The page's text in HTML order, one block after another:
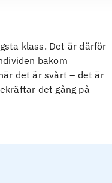
klass. Det är därför
bakom
det är svårt – det är
det gång på